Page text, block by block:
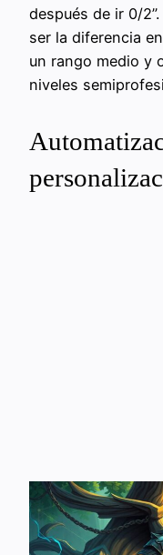
después de ir 0/
ser la diferencia
un rango medio y
niveles